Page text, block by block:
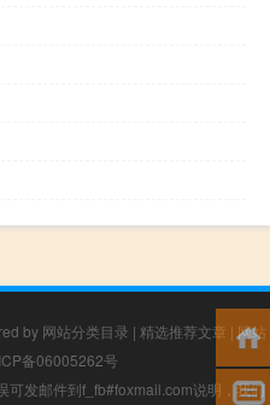
by 网站分类目录 | 精选推荐文章 | 网站
备06005262号
可发邮件到f_fb#foxmail.com说明，我们